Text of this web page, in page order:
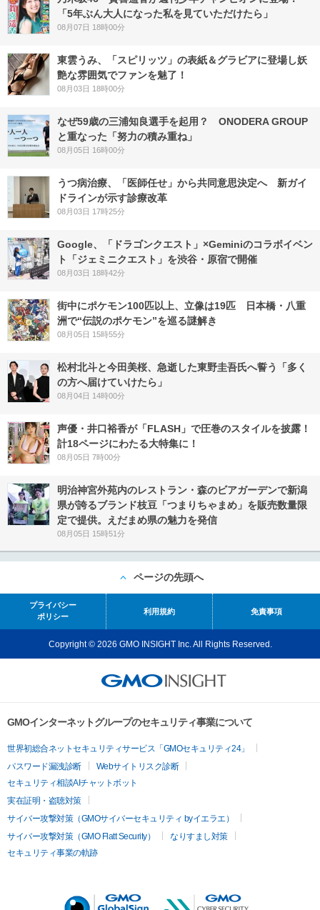
「5年ぶん大人になった私を見ていただけたら」
08月07日 18時00分
東雲うみ、「スピリッツ」の表紙＆グラビアに登場し妖
艶な雰囲気でファンを魅了！
08月03日 18時00分
なぜ59歳の三浦知良選手を起用？ ONODERA GROUP
と重なった「努力の積み重ね」
08月05日 16時00分
うつ病治療、「医師任せ」から共同意思決定へ 新ガイ
ドラインが示す診療改革
08月03日 17時25分
Google、「ドラゴンクエスト」×Geminiのコラボイベン
ト「ジェミニクエスト」を渋谷・原宿で開催
08月03日 18時42分
街中にポケモン100匹以上、立像は19匹 日本橋・八重
洲で“伝説のポケモン”を巡る謎解き
08月05日 15時55分
松村北斗と今田美桜、急逝した東野圭吾氏へ誓う「多く
の方へ届けていけたら」
08月04日 14時00分
声優・井口裕香が「FLASH」で圧巻のスタイルを披露！
計18ページにわたる大特集に！
08月05日 7時00分
明治神宮外苑内のレストラン・森のビアガーデンで新潟
県が誇るブランド枝豆「つまりちゃまめ」を販売数量限
定で提供。えだまめ県の魅力を発信
08月05日 15時51分
ページの先頭へ
プライバシー
ポリシー
利用規約 免責事項
Copyright © 2026 GMO INSIGHT Inc. All Rights Reserved.
GMOインターネットグループのセキュリティ事業について
世界初総合ネットセキュリティサービス「GMOセキュリティ24」
パスワード漏洩診断
Webサイトリスク診断
セキュリティ相談AIチャットボット
実在証明・盗聴対策
サイバー攻撃対策（GMOサイバーセキュリティ byイエラエ）
サイバー攻撃対策（GMO Flatt Security）
なりすまし対策
セキュリティ事業の軌跡